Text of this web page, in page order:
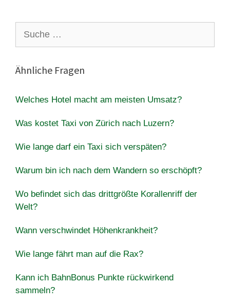
nach:
Ähnliche Fragen
Welches Hotel macht am meisten Umsatz?
Was kostet Taxi von Zürich nach Luzern?
Wie lange darf ein Taxi sich verspäten?
Warum bin ich nach dem Wandern so erschöpft?
Wo befindet sich das drittgrößte Korallenriff der
Welt?
Wann verschwindet Höhenkrankheit?
Wie lange fährt man auf die Rax?
Kann ich BahnBonus Punkte rückwirkend
sammeln?